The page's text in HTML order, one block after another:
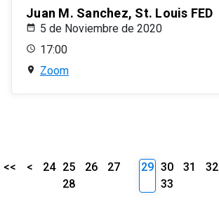
Juan M. Sanchez, St. Louis FED
5 de Noviembre de 2020
17:00
Zoom
<< < 24 25 26
27
28
29 30 31
32
33